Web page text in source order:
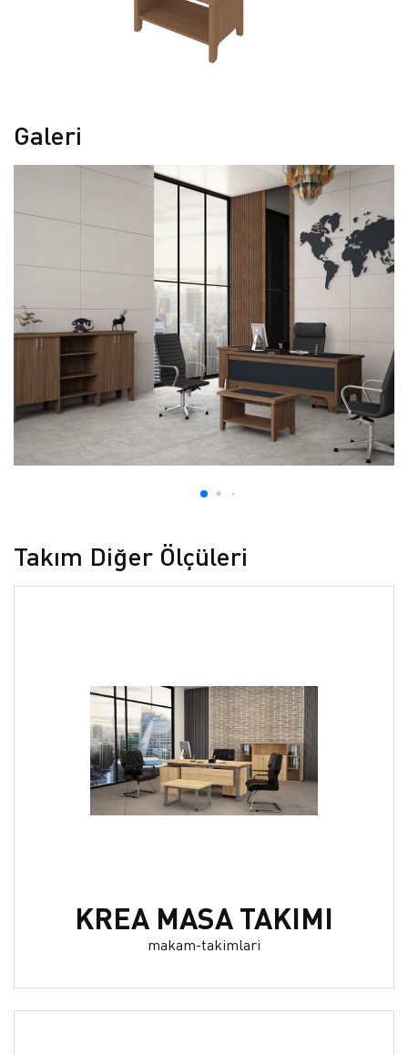
Galeri
Takım Diğer Ölçüleri
KREA MASA TAKIMI
makam-takimlari